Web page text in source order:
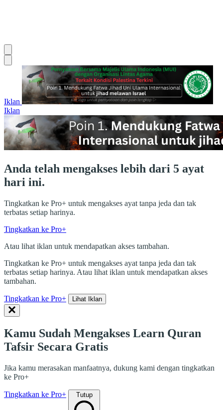
Iklan
Iklan
Anda telah mengakses lebih dari 5 ayat
hari ini.
Tingkatkan ke Pro+ untuk mengakses ayat tanpa jeda dan tak
terbatas setiap harinya.
Tingkatkan ke Pro+
Atau lihat iklan untuk mendapatkan akses tambahan.
Tingkatkan ke Pro+ untuk mengakses ayat tanpa jeda dan tak
terbatas setiap harinya. Atau lihat iklan untuk mendapatkan akses
tambahan.
Tingkatkan ke Pro+ Lihat Iklan
Kamu Sudah Mengakses Learn Quran
Tafsir Secara Gratis
Jika kamu merasakan manfaatnya, dukung kami dengan tingkatkan
ke Pro+
Tingkatkan ke Pro+ Tutup